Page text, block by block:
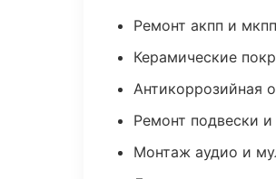
Ремонт акпп и мкпп
Керамические
Антикоррозийная
Ремонт подвески и
Монтаж аудио и